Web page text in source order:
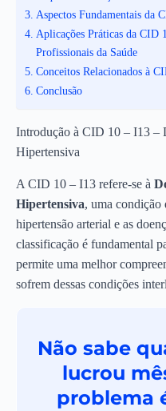
Aspectos Fundamentais da
Aplicações Práticas da CID
Profissionais da Saúde
Conceitos Relacionados à
Conclusão
Introdução à CID 10 – I13 –
Hipertensiva
A CID 10 – I13 refere-se à
Hipertensiva, uma condição
hipertensão arterial e as
classificação é fundamental
permite uma melhor
sofrem dessas condições
Não sabe
lucrou
problema